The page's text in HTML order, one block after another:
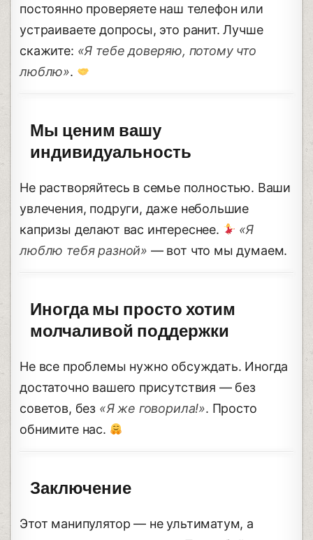
постоянно проверяете наш телефон или
устраиваете допросы, это ранит. Лучше
скажите: «Я тебе доверяю, потому что
люблю».
Мы ценим вашу
индивидуальность
Не растворяйтесь в семье полностью. Ваши
увлечения, подруги, даже небольшие
капризы делают вас интереснее.
«Я
люблю тебя разной» — вот что мы думаем.
Иногда мы просто хотим
молчаливой поддержки
Не все проблемы нужно обсуждать. Иногда
достаточно вашего присутствия — без
советов, без «Я же говорила!». Просто
обнимите нас.
Заключение
Этот манипулятор — не ультиматум, а